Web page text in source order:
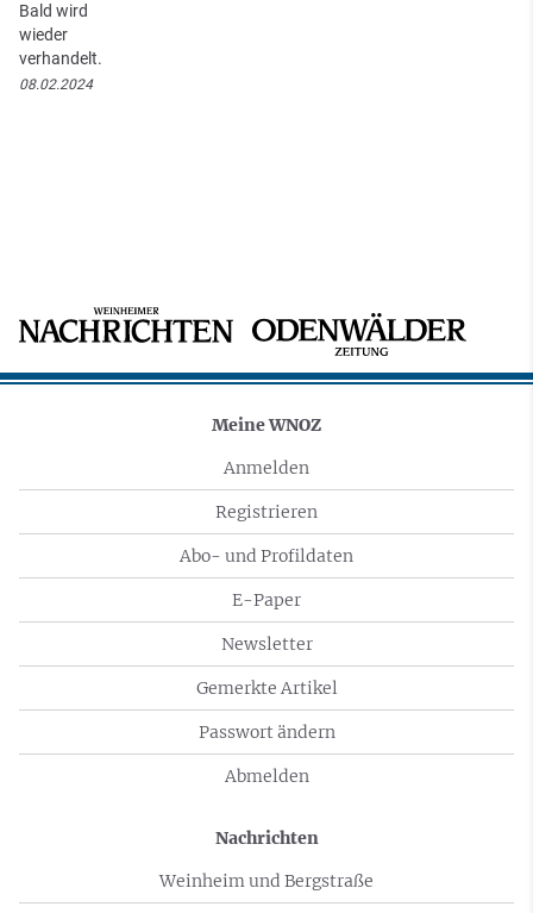
Bald wird
wieder
verhandelt.
08.02.2024
Meine WNOZ
Anmelden
Registrieren
Abo- und Profildaten
E-Paper
Newsletter
Gemerkte Artikel
Passwort ändern
Abmelden
Nachrichten
Weinheim und Bergstraße